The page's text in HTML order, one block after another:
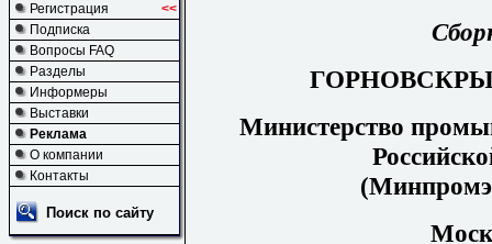
Регистрация
<<
Подписка
Вопросы FAQ
Разделы
Информеры
Выставки
Реклама
О компании
Контакты
Поиск по сайту
Министерство